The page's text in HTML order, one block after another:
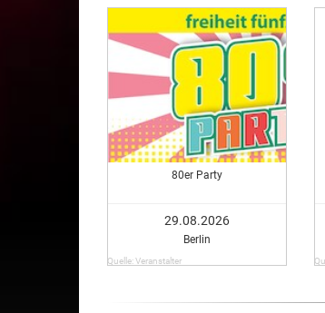
80er Party
29.08.2026
Berlin
Quelle: Veranstalter